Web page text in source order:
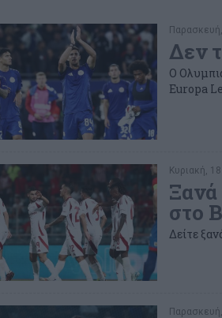
Δεν
Ο
Europa
Κυριακή,
Ξανά
στο
Δείτε
Παρασκευή,